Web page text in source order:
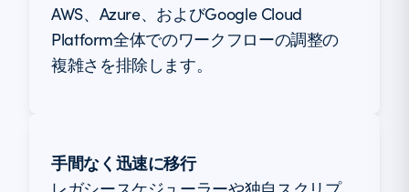
AWS、Azure、およびGoogle Cloud
Platform全体でのワークフローの調整の
複雑さを排除します。
手間なく迅速に移行